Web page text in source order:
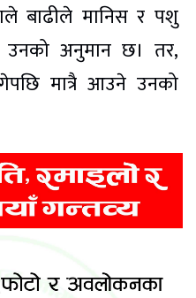
बाढीले मानिस र पशु
उनको अनुमान छ। तर,
मात्रै आउने उनको